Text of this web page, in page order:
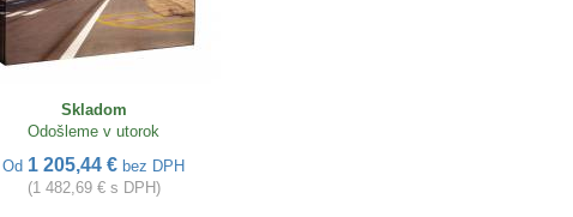
Skladom
Odošleme v utorok
Od 1 205,44 €bez DPH
(1 482,69 € s DPH)